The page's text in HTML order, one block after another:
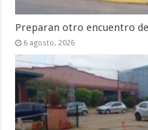
Preparan otro encuentro
6 agosto, 2026